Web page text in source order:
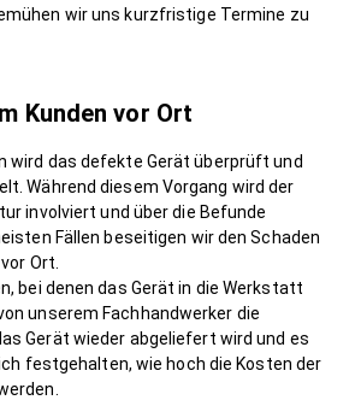
wir uns kurzfristige Termine zu
Kunden vor Ort
wird das defekte Gerät überprüft und
Während diesem Vorgang wird der
involviert und über die Befunde
Fällen beseitigen wir den Schaden
Ort.
bei denen das Gerät in die Werkstatt
unserem Fachhandwerker die
Gerät wieder abgeliefert wird und es
festgehalten, wie hoch die Kosten der